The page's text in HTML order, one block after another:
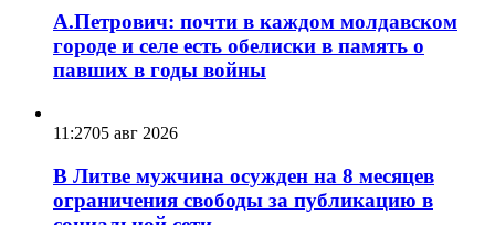
А.Петрович: почти в каждом молдавском
городе и селе есть обелиски в память о
павших в годы войны
11:2705 авг 2026
В Литве мужчина осужден на 8 месяцев
ограничения свободы за публикацию в